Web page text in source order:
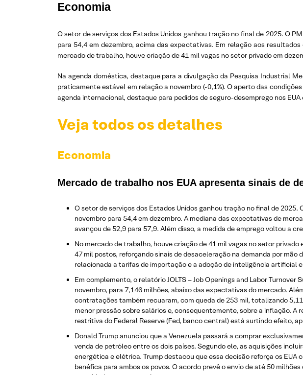
Economia
O setor de serviços dos Estados Unidos ganhou tração no final de 2025. O
para 54,4 em dezembro, acima das expectativas. Em relação aos
mercado de trabalho, houve criação de 41 mil vagas no setor privado em
Na agenda doméstica, destaque para a divulgação da Pesquisa Industrial
praticamente estável em relação a novembro (-0,1%). O aperto das
agenda internacional, destaque para pedidos de seguro-desemprego nos
Veja todos os detalhes
Economia
Mercado de trabalho nos EUA apresenta sinais de
O setor de serviços dos Estados Unidos ganhou tração no final de 2025.
novembro para 54,4 em dezembro. A mediana das expectativas de
avançou de 52,9 para 57,9. Além disso, a medida de emprego voltou a
No mercado de trabalho, houve criação de 41 mil vagas no setor
47 mil postos, reforçando sinais de desaceleração na demanda por
relacionada a tarifas de importação e a adoção de inteligência artificial
Em complemento, o relatório JOLTS – Job Openings and Labor
novembro, para 7,146 milhões, abaixo das expectativas do mercado.
contratações também recuaram, com queda de 253 mil, totalizando
menor pressão sobre salários e, consequentemente, sobre a inflação.
restritiva do Federal Reserve (Fed, banco central) está surtindo efeito,
Donald Trump anunciou que a Venezuela passará a comprar
venda de petróleo entre os dois países. Segundo ele, as aquisições
energética e elétrica. Trump destacou que essa decisão reforça os
benéfica para ambos os povos. O acordo prevê o envio de até 50